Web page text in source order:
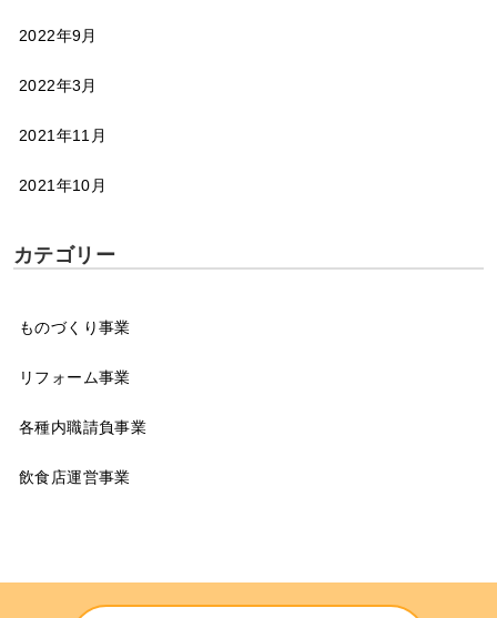
2022年9月
2022年3月
2021年11月
2021年10月
カテゴリー
ものづくり事業
リフォーム事業
各種内職請負事業
飲食店運営事業